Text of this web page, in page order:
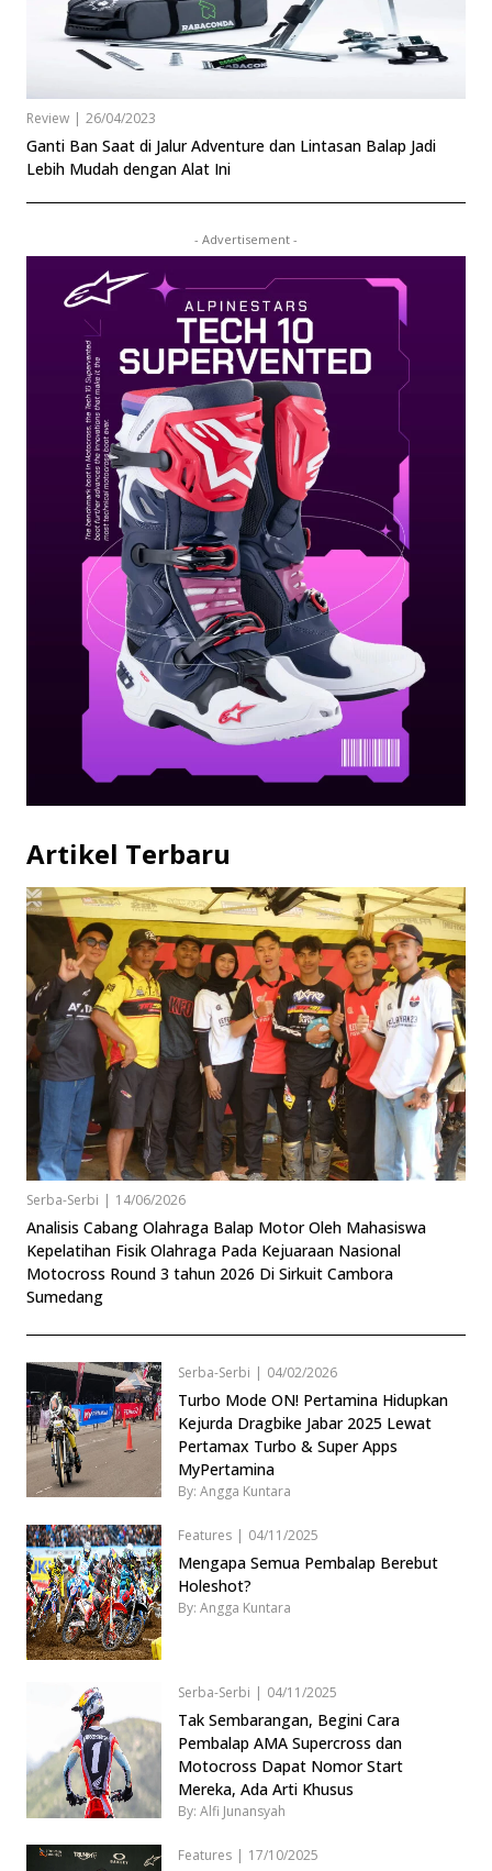
Review | 26/04/2023
Ganti Ban Saat di Jalur Adventure dan Lintasan Balap Jadi
Lebih Mudah dengan Alat Ini
- Advertisement -
Artikel Terbaru
Serba-Serbi | 14/06/2026
Analisis Cabang Olahraga Balap Motor Oleh Mahasiswa
Kepelatihan Fisik Olahraga Pada Kejuaraan Nasional
Motocross Round 3 tahun 2026 Di Sirkuit Cambora
Sumedang
Serba-Serbi | 04/02/2026
Turbo Mode ON! Pertamina Hidupkan
Kejurda Dragbike Jabar 2025 Lewat
Pertamax Turbo & Super Apps
MyPertamina
By: Angga Kuntara
Features | 04/11/2025
Mengapa Semua Pembalap Berebut
Holeshot?
By: Angga Kuntara
Serba-Serbi | 04/11/2025
Tak Sembarangan, Begini Cara
Pembalap AMA Supercross dan
Motocross Dapat Nomor Start
Mereka, Ada Arti Khusus
By: Alfi Junansyah
Features | 17/10/2025